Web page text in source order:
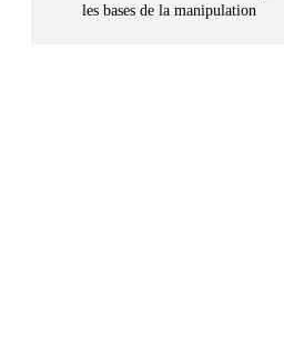
les bases de la manipulation